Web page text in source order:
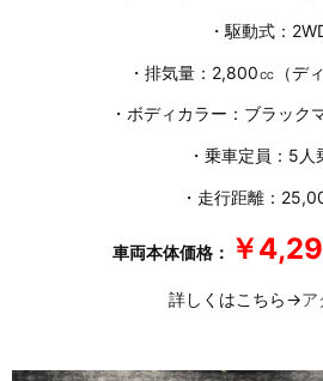
・駆動式：
・排気量：2,800㏄（デ
・ボディカラー：ブラック
・乗車定員：5人
・走行距離：
車両本体価格： ￥
詳しくはこちら→ア